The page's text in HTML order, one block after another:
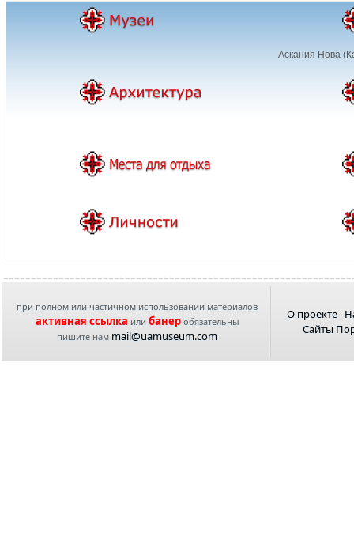
Аскания Нова
при полном или частичном использовании материалов
активная ссылка или банеробязательны
пишите нам mail@uamuseum.com
О проекте
Сайты